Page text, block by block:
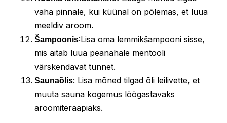
vaha pinnale, kui küünal on põlemas, et luua
meeldiv aroom.
Šampoonis:Lisa oma lemmikšampooni sisse,
mis aitab luua peanahale mentooli
värskendavat tunnet.
Saunaõlis: Lisa mõned tilgad õli leilivette, et
muuta sauna kogemus lõõgastavaks
aroomiteraapiaks.